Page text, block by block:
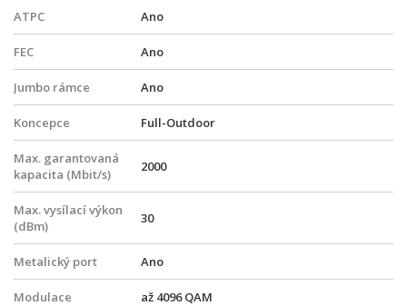
ATPC Ano
FEC Ano
Jumbo rámce Ano
Koncepce Full-Outdoor
Max. garantovaná
kapacita (Mbit/s)
2000
Max. vysílací výkon
(dBm)
30
Metalický port Ano
Modulace až 4096 QAM